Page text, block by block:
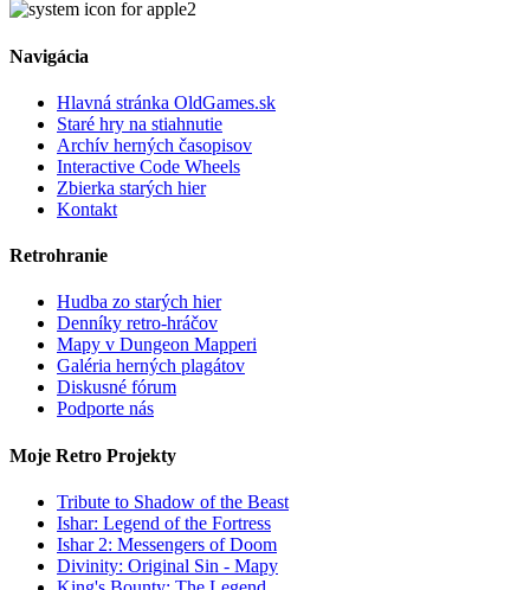
Navigácia
Hlavná stránka OldGames.sk
Staré hry na stiahnutie
Archív herných časopisov
Interactive Code Wheels
Zbierka starých hier
Kontakt
Retrohranie
Hudba zo starých hier
Denníky retro-hráčov
Mapy v Dungeon Mapperi
Galéria herných plagátov
Diskusné fórum
Podporte nás
Moje Retro Projekty
Tribute to Shadow of the Beast
Ishar: Legend of the Fortress
Ishar 2: Messengers of Doom
Divinity: Original Sin - Mapy